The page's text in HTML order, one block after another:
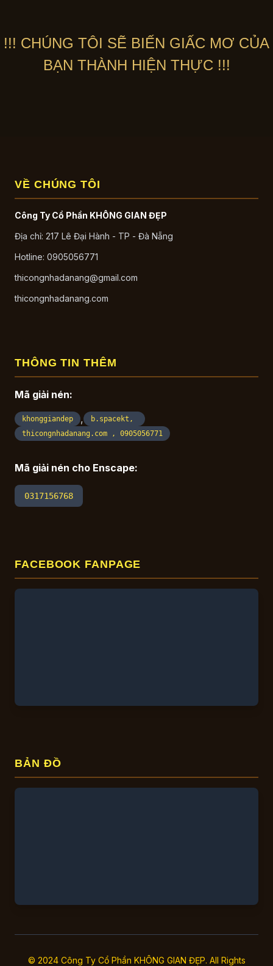
!!! CHÚNG TÔI SẼ BIẾN GIẤC MƠ CỦA
BẠN THÀNH HIỆN THỰC !!!
VỀ CHÚNG TÔI
Công Ty Cổ Phần KHÔNG GIAN ĐẸP
Địa chỉ: 217 Lê Đại Hành - TP - Đà Nẵng
Hotline: 0905056771
thicongnhadanang@gmail.com
thicongnhadanang.com
THÔNG TIN THÊM
Mã giải nén:
khonggiandep ,
b.spacekt,
thicongnhadanang.com , 0905056771
Mã giải nén cho Enscape:
0317156768
FACEBOOK FANPAGE
BẢN ĐỒ
© 2024 Công Ty Cổ Phần KHÔNG GIAN ĐẸP. All Rights